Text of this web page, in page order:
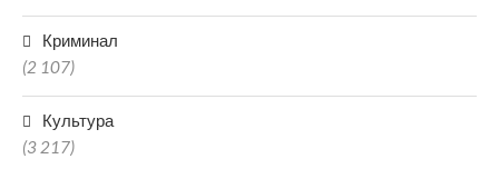
Криминал
(2 107)
Культура
(3 217)